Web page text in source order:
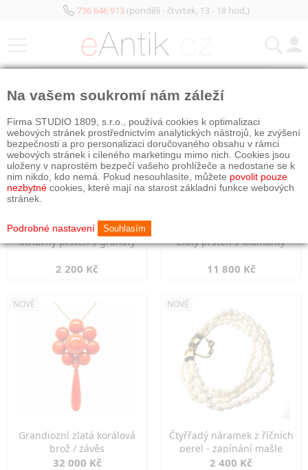
736 646 913(pondělí - čtvrtek, 13 - 18 hod.)
Stříbrný prsten s granáty
2 200 Kč
Zlatý prsten s diamanty
11 800 Kč
NOVÉ
Grandiozní zlatá korálová
brož / závěs
32 000 Kč
NOVÉ
Čtyřřadý náramek z říčních
perel - zapínání mašle
2 400 Kč
Na vašem soukromí nám záleží
Firma STUDIO 1809, s.r.o., používá cookies k optimalizaci
webových stránek prostřednictvím analytických nástrojů, ke zvýšení
bezpečnosti a pro personalizaci doručovaného obsahu v rámci
webových stránek i cíleného marketingu mimo nich. Cookies jsou
uloženy v naprostém bezpečí vašeho prohlížeče a nedostane se k
nim nikdo, kdo nemá. Pokud nesouhlasíte, můžete povolit pouze
nezbytné cookies, které mají na starost základní funkce webových
stránek.
Podrobné nastavení Souhlasím